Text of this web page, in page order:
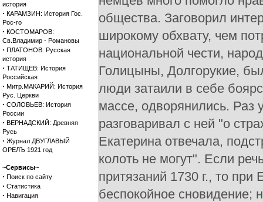
история
· КАРАМЗИН: История Гос.
Рос-го
· КОСТОМАРОВ:
Св.Владимир - Романовы
· ПЛАТОНОВ: Русская
история
· ТАТИЩЕВ: История
Российская
· Митр.МАКАРИЙ: История
Рус. Церкви
· СОЛОВЬЕВ: История
России
· ВЕРНАДСКИЙ: Древняя
Русь
· Журнал ДВУГЛАВЫЙ
ОРЕЛЪ 1921 год
~Сервисы~
· Поиск по сайту
· Статистика
· Навигация
общества. Заговорил
широкому обхвату, чем
национальной чести,
Голицыны, Долгорукие,
люди затаили в себе
массе, одворянились. Раз
разговаривал с ней "о
Екатерина отвечала,
колоть не могут". Если
притязаний 1730 г., то
беспокойное сновидение;